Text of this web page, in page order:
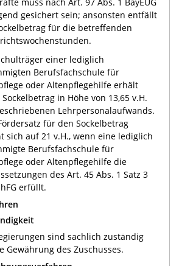
gesichert sein; ansonsten entfällt
für die betreffenden
einer lediglich
Berufsfachschule für
oder Altenpflegehilfe erhält
in Höhe von 13,65 v.H.
Lehrpersonalaufwands.
für den Sockelbetrag
sich auf 21 v.H., wenn eine lediglich
Berufsfachschule für
oder Altenpflegehilfe die
des Art. 45 Abs. 1 Satz 3
erfüllt.
sind sachlich zuständig
Gewährung des Zuschusses.